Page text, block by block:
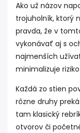
Ako už názov
trojuholník, ktorý
pravda, že v
vykonávať aj s
najmenších
minimalizuje
Každá zo stien
rôzne druhy
tam klasický
otvorov či